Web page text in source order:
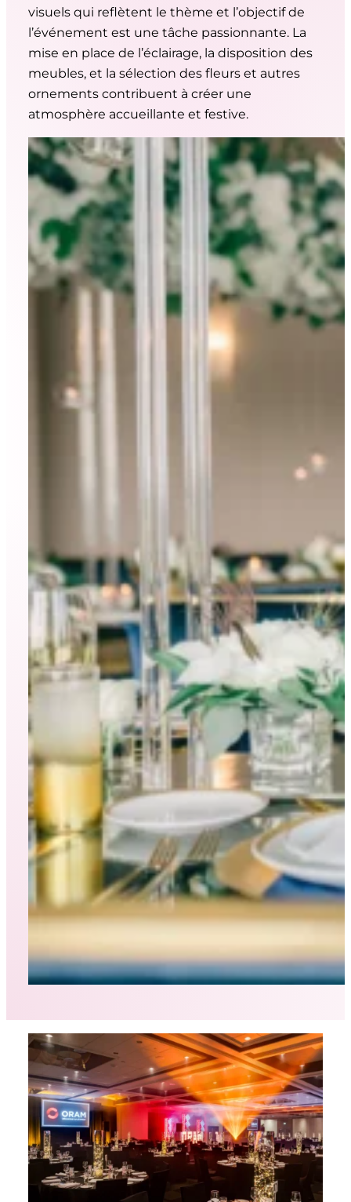
visuels qui reflètent le thème et l’objectif de
l’événement est une tâche passionnante. La
mise en place de l’éclairage, la disposition des
meubles, et la sélection des fleurs et autres
ornements contribuent à créer une
atmosphère accueillante et festive.